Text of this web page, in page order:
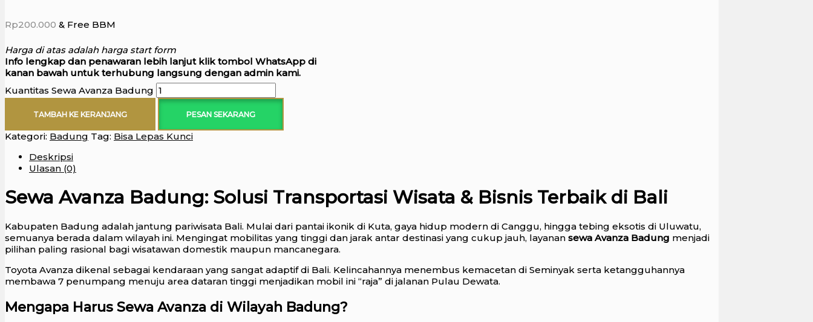
Rp200.000 & Free BBM
Harga di atas adalah harga start form
Info lengkap dan penawaran lebih lanjut klik tombol WhatsApp di
kanan bawah untuk terhubung langsung dengan admin kami.
Kuantitas Sewa Avanza Badung
TAMBAH KE KERANJANG PESAN SEKARANG
Kategori: Badung Tag: Bisa Lepas Kunci
Deskripsi
Ulasan (0)
Sewa Avanza Badung: Solusi Transportasi Wisata & Bisnis Terbaik di Bali
Kabupaten Badung adalah jantung pariwisata Bali. Mulai dari pantai ikonik di Kuta, gaya hidup modern di Canggu, hingga tebing eksotis di Uluwatu,
semuanya berada dalam wilayah ini. Mengingat mobilitas yang tinggi dan jarak antar destinasi yang cukup jauh, layanan sewa Avanza Badung menjadi
pilihan paling rasional bagi wisatawan domestik maupun mancanegara.
Toyota Avanza dikenal sebagai kendaraan yang sangat adaptif di Bali. Kelincahannya menembus kemacetan di Seminyak serta ketangguhannya
membawa 7 penumpang menuju area dataran tinggi menjadikan mobil ini “raja” di jalanan Pulau Dewata.
Mengapa Harus Sewa Avanza di Wilayah Badung?